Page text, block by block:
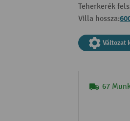
Teherkerék
Villa hossza:
Változat
67